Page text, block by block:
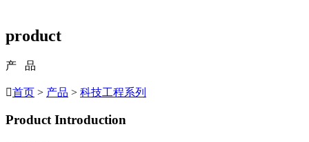
product
产 品
首页 > 产品 > 科技工程系列
Product Introduction